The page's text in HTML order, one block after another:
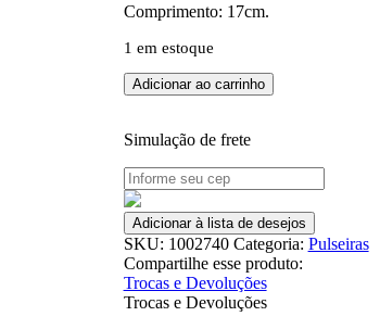
Comprimento: 17cm.
1 em estoque
Pulseira
Riviera
Pontas
Amarelo
Claro
Banhado
A
Ródio
17Cm
quantidade
Adicionar ao carrinho
Simulação de frete
Adicionar à lista de desejos
SKU: 1002740 Categoria: Pulseiras
Compartilhe esse produto:
Trocas e Devoluções
Trocas e Devoluções